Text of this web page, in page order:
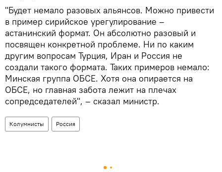
"Будет немало разовых альянсов. Можно привести
в пример сирийское урегулирование –
астанинский формат. Он абсолютно разовый и
посвящен конкретной проблеме. Ни по каким
другим вопросам Турция, Иран и Россия не
создали такого формата. Таких примеров немало:
Минская группа ОБСЕ. Хотя она опирается на
ОБСЕ, но главная забота лежит на плечах
сопредседателей", – сказал министр.
Колумнисты Россия